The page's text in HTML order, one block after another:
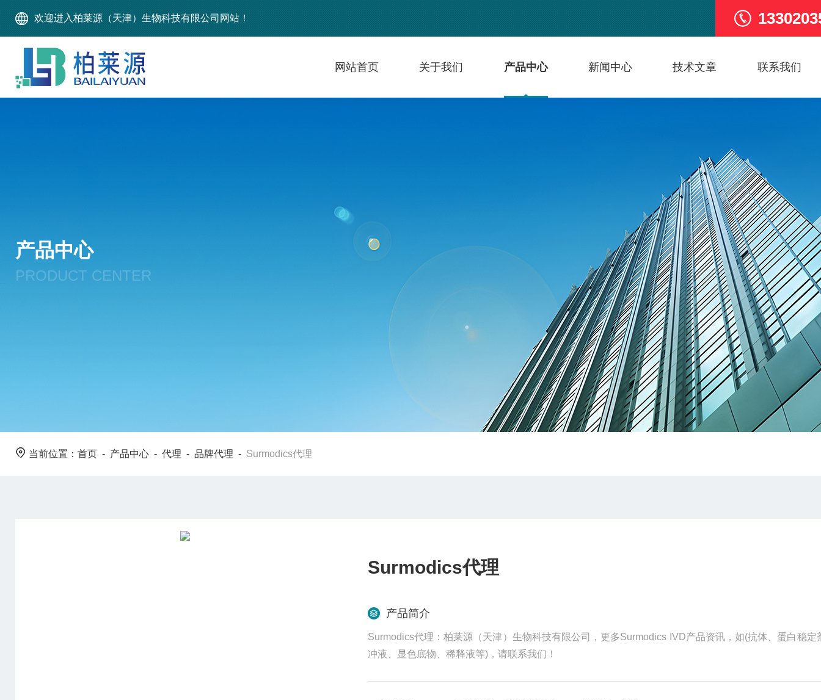
欢迎进入柏莱源（天津）生物科技有限公司网站！
网站首页 关于我们 产品中心 新闻中心 技术文章 联系我们
产品中心
PRODUCT CENTER
当前位置： 首页 - 产品中心 - 代理 - 品牌代理 - Surmodics代理
Surmodics代理
产品简介
Surmodics代理：柏莱源（天津）生物科技有限公司，更多Surmodics IVD产品资讯，如(抗体、蛋白稳定
冲液、显色底物、稀释液等)，请联系我们！